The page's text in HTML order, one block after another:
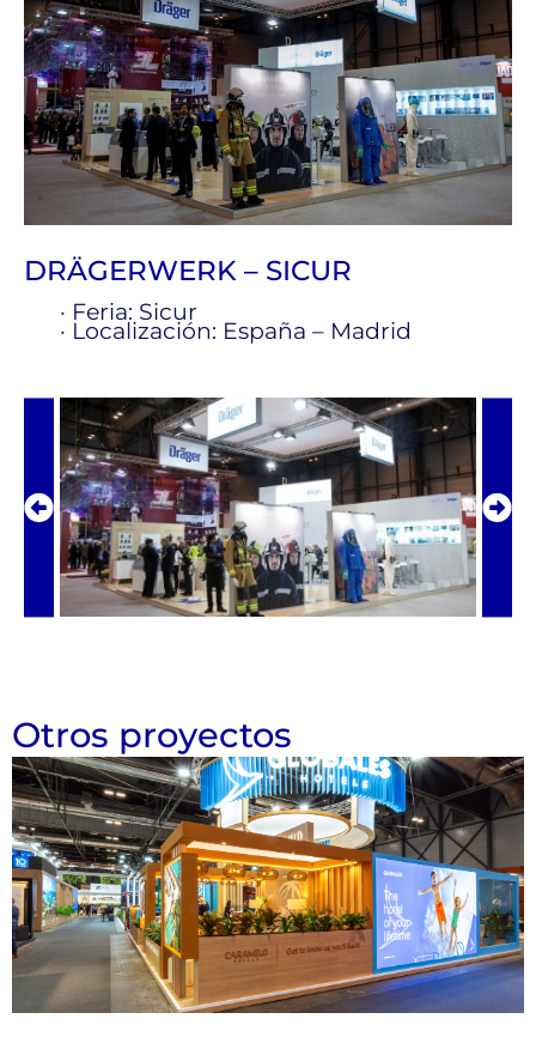
DRÄGERWERK – SICUR
· Feria: Sicur
· Localización: España – Madrid
Otros proyectos